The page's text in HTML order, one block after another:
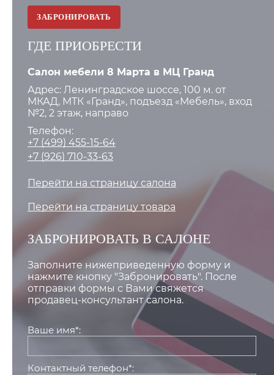
ЗАБРОНИРОВАТЬ
ГДЕ ПРИОБРЕСТИ
Салон мебели 8 Марта в МЦ Гранд
Адрес: Ленинградское шоссе, 100 м. от
МКАД, МТК «Гранд», подъезд «Мебель», вход
№2, 2 этаж, направо
Телефон:
+7 (499) 455-15-64
+7 (926) 710-33-63
Перейти на страницу салона
Перейти на страницу товара
ЗАБРОНИРОВАТЬ В САЛОНЕ
Заполните нижеприведенную форму и
нажмите кнопку "Забронировать". После
отправки формы с Вами свяжется
продавец-консультант салона.
Ваше имя*:
Контактный телефон*: